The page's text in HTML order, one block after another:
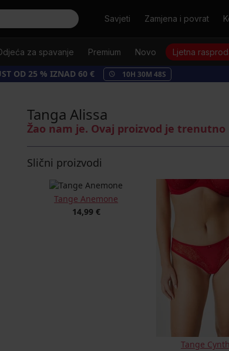
TražitiSavjeti Zamjena i povrat
za spavanje Premium Novo Ljetna
OD 25 % IZNAD 60 € 10H 30M 48S
Tanga Alissa
Žao nam je. Ovaj proizvod je trenutno
Slični proizvodi
Tange Anemone
14,99 €
Tange